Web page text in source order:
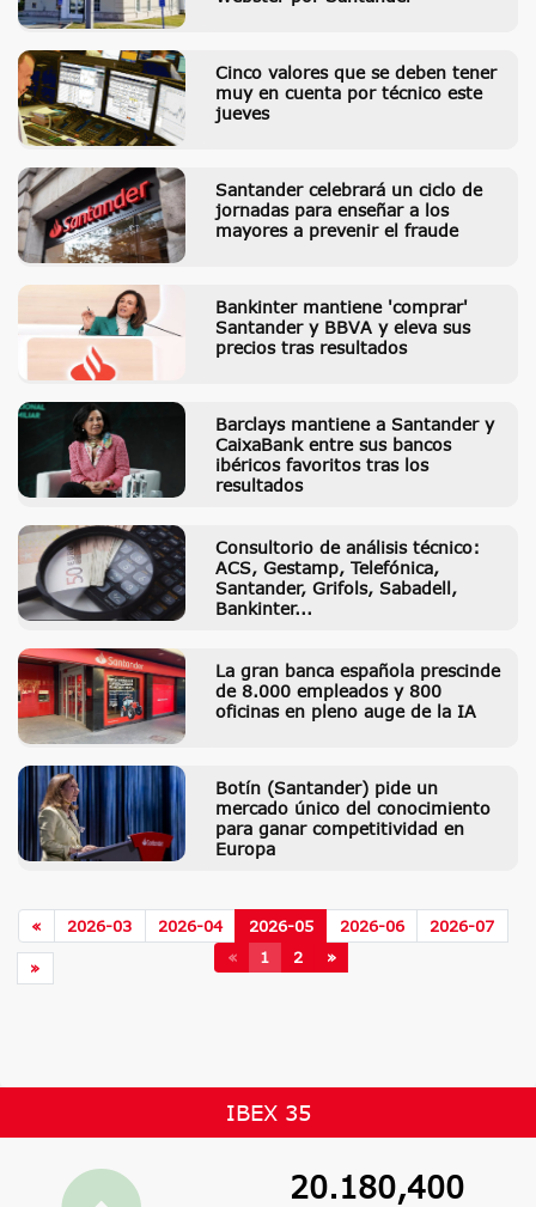
Cinco valores que se deben tener
muy en cuenta por técnico este
jueves
Santander celebrará un ciclo de
jornadas para enseñar a los
mayores a prevenir el fraude
Bankinter mantiene 'comprar'
Santander y BBVA y eleva sus
precios tras resultados
Barclays mantiene a Santander y
CaixaBank entre sus bancos
ibéricos favoritos tras los
resultados
Consultorio de análisis técnico:
ACS, Gestamp, Telefónica,
Santander, Grifols, Sabadell,
Bankinter...
La gran banca española prescinde
de 8.000 empleados y 800
oficinas en pleno auge de la IA
Botín (Santander) pide un
mercado único del conocimiento
para ganar competitividad en
Europa
« 2026-03 2026-04
2026-05
«
1 2 »
2026-06 2026-07
»
IBEX 35
20.180,400